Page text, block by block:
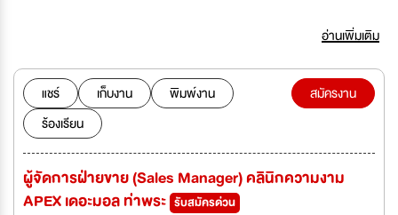
การลดน้ำหนัก การรักษาด้วยความเย็น ด้วยเทคโนโลยีและเทคนิคที่ทันสมัยและได้
รับการรับรอง เมื่อมีนวัตกรรมหรือเทคโนโลยีที่ดีกว่าเปิดตัว เรามั่นใจจะเป็นคน
แรกในภูมิภาคที่จะนำเสนอให้คุณได้สัมผัส เรามีความเชี่ยวชาญในด้านศัลยกรรม
ความงาม การรักษาผิวพรรณต่อต้านวัย การกระชับผิว การทำให้ผิวกระจ่างใส
การยกกระชับผิว การฟื้นฟูผิว การสลิมและการปรับรูปร่าง การลดน้ำหนัก การ
ดูดไขมัน การปลูกผมด้วยหุ่นยนต์ ทันตกรรมความงาม และบริการด้านสุขภาพ
อีกทั้งโรงพยาบาลของเรายังได้รับการรับรองมาตรฐานทองคำ โดยทีมแพทย์และ
ผู้เชี่ยวชาญที่มีความสามารถและความเชี่ยวชาญสูงสุดในประเทศ
อ่านเพิ่มเติม
แชร์ เก็บงาน
พิมพ์งาน
ร้องเรียน
สมัครงาน
ผู้จัดการฝ่ายขาย (Sales Manager) คลินิกความงาม
APEX เดอะมอล ท่าพระ รับสมัครด่วน